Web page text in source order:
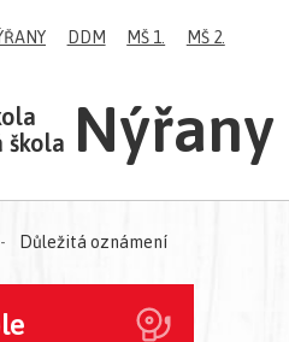
DDM MŠ 1. MŠ 2.
škola Nýřany
Důležitá oznámení